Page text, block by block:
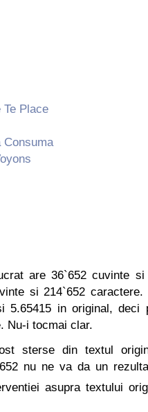
Te Place
Consuma
are 36`652 cuvinte si
si 214`652
5.65415 in original, deci
Nu-i tocmai clar.
sterse din textul
nu ne va da un
asupra textului